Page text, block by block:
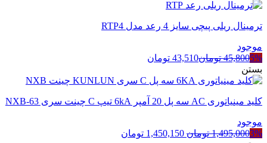
ترمینال ریلی پیچی سایز 4 رعد مدل RTP4
موجود
5%
45,800 تومان43,510 تومان
بستن
کلید مینیاتوری AC سه پل 20 آمپر 6kA تیپ C چینت سری NXB-63
موجود
3%
1,495,000 تومان قیمت
1,450,150 تومان